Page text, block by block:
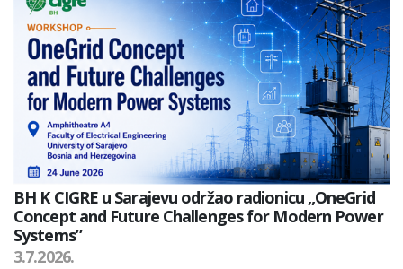
BH K CIGRE u Sarajevu održao radionicu „OneGrid
Concept and Future Challenges for Modern Power
Systems”
3.7.2026.